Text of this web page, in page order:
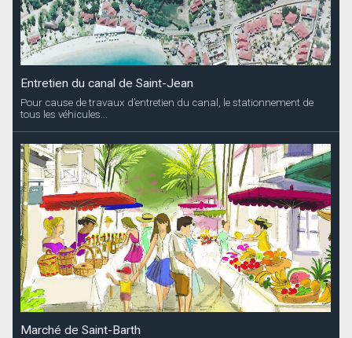
Entretien du canal de Saint-Jean
Pour cause de travaux d’entretien du canal, le stationnement de
tous les véhicules...
Marché de Saint-Barth